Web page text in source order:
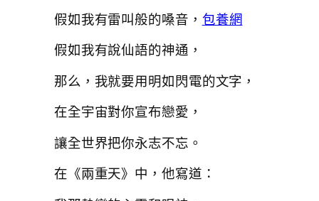
假如我有雷叫般的嗓音， 包養網
假如我有說仙語的神通，
那么，我就要用明如閃電的文字，
在全宇宙對你宣布戀愛，
讓全世界把你永志不忘。
在《兩重天》中，他寫道：